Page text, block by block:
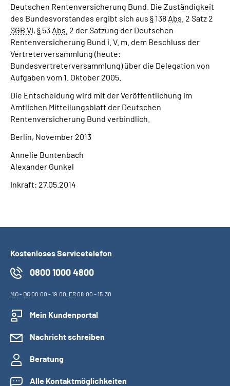
Deutschen Rentenversicherung Bund. Die Zuständigkeit
des Bundesvorstandes ergibt sich aus § 138 Abs. 2 Satz 2
SGB VI, § 53 Abs. 2 der Satzung der Deutschen
Rentenversicherung Bund i. V. m. dem Beschluss der
Vertreterversammlung (heute:
Bundesvertreterversammlung) über die Delegation von
Aufgaben vom 1. Oktober 2005.
Die Entscheidung wird mit der Veröffentlichung im
Amtlichen Mitteilungsblatt der Deutschen
Rentenversicherung Bund verbindlich.
Berlin, November 2013
Annelie Buntenbach
Alexander Gunkel
Inkraft: 27.05.2014
Kostenloses Servicetelefon
0800 1000 4800
MO- DO08:00 - 19:00, FR08:00 - 15:30
Mein Kundenportal
Nachricht schreiben
Beratung
Alle Kontaktmöglichkeiten